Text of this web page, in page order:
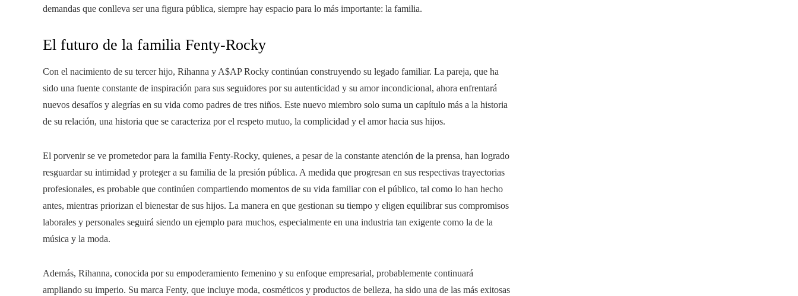
demandas que conlleva ser una figura pública, siempre hay espacio para lo más importante: la familia.
El futuro de la familia Fenty-Rocky
Con el nacimiento de su tercer hijo, Rihanna y A$AP Rocky continúan construyendo su legado familiar. La pareja, que ha
sido una fuente constante de inspiración para sus seguidores por su autenticidad y su amor incondicional, ahora enfrentará
nuevos desafíos y alegrías en su vida como padres de tres niños. Este nuevo miembro solo suma un capítulo más a la historia
de su relación, una historia que se caracteriza por el respeto mutuo, la complicidad y el amor hacia sus hijos.
El porvenir se ve prometedor para la familia Fenty-Rocky, quienes, a pesar de la constante atención de la prensa, han logrado
resguardar su intimidad y proteger a su familia de la presión pública. A medida que progresan en sus respectivas trayectorias
profesionales, es probable que continúen compartiendo momentos de su vida familiar con el público, tal como lo han hecho
antes, mientras priorizan el bienestar de sus hijos. La manera en que gestionan su tiempo y eligen equilibrar sus compromisos
laborales y personales seguirá siendo un ejemplo para muchos, especialmente en una industria tan exigente como la de la
música y la moda.
Además, Rihanna, conocida por su empoderamiento femenino y su enfoque empresarial, probablemente continuará
ampliando su imperio. Su marca Fenty, que incluye moda, cosméticos y productos de belleza, ha sido una de las más exitosas